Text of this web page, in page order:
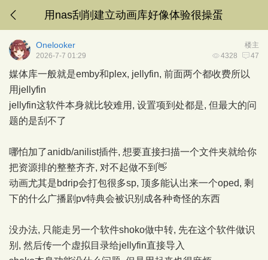
用nas刮削建立动画库好像体验很操蛋
楼主
Onelooker
4328 47
2026-7-7 01:29
媒体库一般就是emby和plex, jellyfin, 前面两个都收费所以
用jellyfin
jellyfin这软件本身就比较难用, 设置项到处都是, 但最大的问
题的是刮不了
哪怕加了anidb/anilist插件, 想要直接扫描一个文件夹就给你
把资源排的整整齐齐, 对不起做不到👋
动画尤其是bdrip会打包很多sp, 顶多能认出来一个oped, 剩
下的什么广播剧pv特典会被识别成各种奇怪的东西
没办法, 只能走另一个软件shoko做中转, 先在这个软件做识
别, 然后传一个虚拟目录给jellyfin直接导入